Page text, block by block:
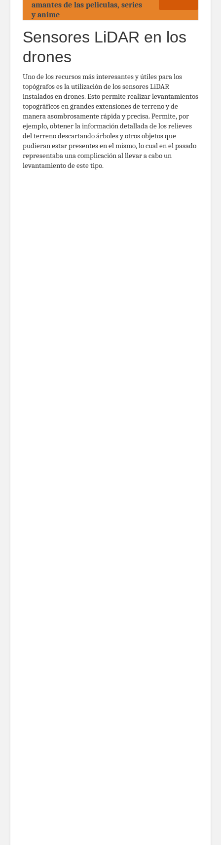
amantes de las peliculas, series
y anime
Sensores LiDAR en los
drones
Uno de los recursos más interesantes y útiles para los
topógrafos es la utilización de los sensores LiDAR
instalados en drones. Esto permite realizar levantamientos
topográficos en grandes extensiones de terreno y de
manera asombrosamente rápida y precisa. Permite, por
ejemplo, obtener la información detallada de los relieves
del terreno descartando árboles y otros objetos que
pudieran estar presentes en el mismo, lo cual en el pasado
representaba una complicación al llevar a cabo un
levantamiento de este tipo.